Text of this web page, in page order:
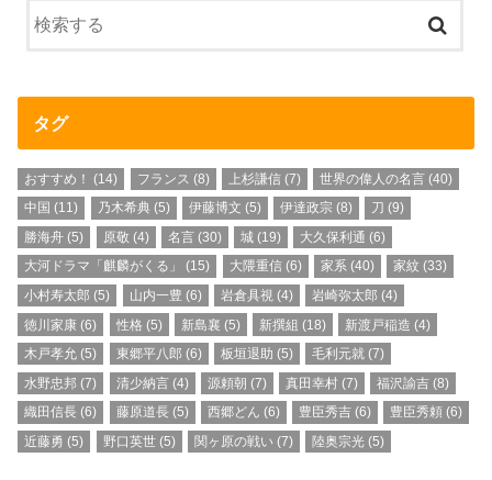
タグ
おすすめ！ (14) フランス (8) 上杉謙信(7) 世界の偉人の名言 (40)
中国 (11) 乃木希典(5) 伊藤博文 (5) 伊達政宗 (8) 刀 (9)
勝海舟 (5) 原敬 (4) 名言(30) 城 (19) 大久保利通 (6)
大河ドラマ「麒麟がくる」
(15) 大隈重信(6) 家系(40) 家紋 (33)
小村寿太郎 (5) 山内一豊 (6) 岩倉具視(4) 岩崎弥太郎 (4)
徳川家康 (6) 性格 (5) 新島襄 (5) 新撰組 (18) 新渡戸稲造 (4)
木戸孝允 (5) 東郷平八郎 (6) 板垣退助 (5) 毛利元就 (7)
水野忠邦 (7) 清少納言(4) 源頼朝 (7) 真田幸村 (7) 福沢諭吉 (8)
織田信長 (6) 藤原道長(5) 西郷どん (6) 豊臣秀吉 (6) 豊臣秀頼 (6)
近藤勇 (5) 野口英世(5) 関ヶ原の戦い(7) 陸奥宗光 (5)